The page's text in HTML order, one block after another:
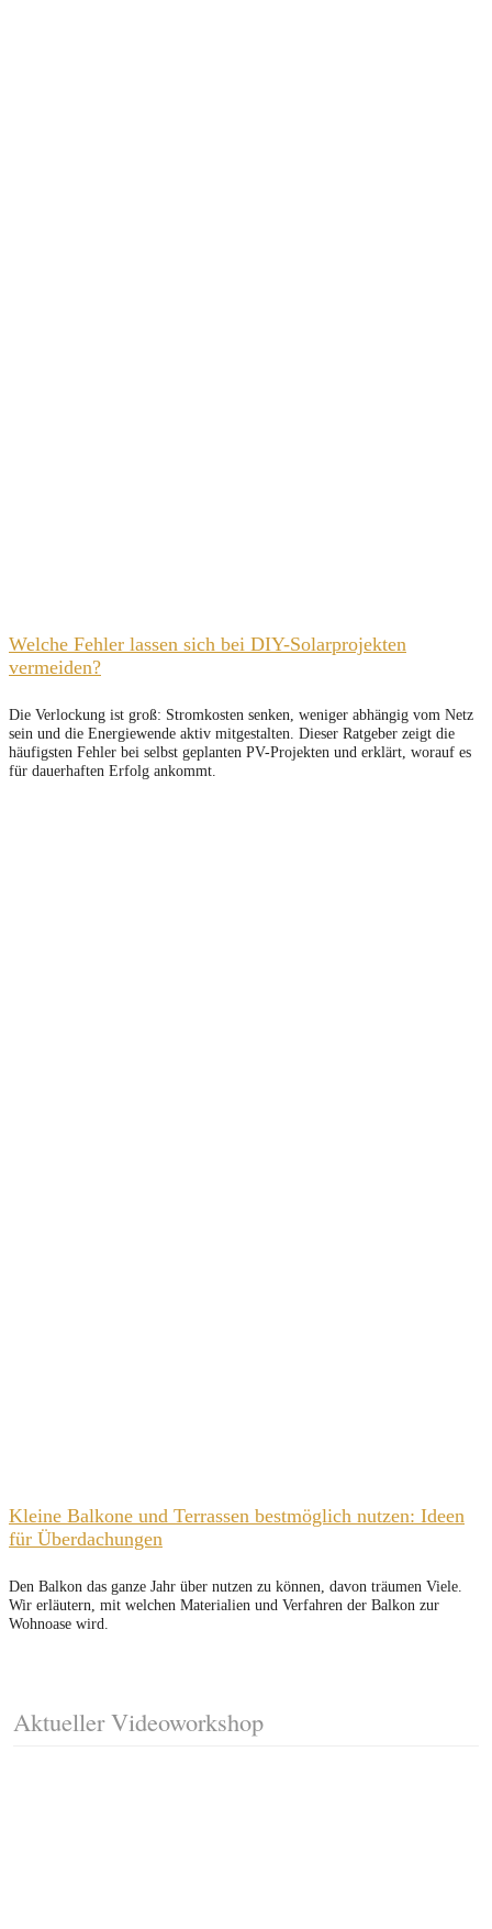
Welche Fehler lassen sich bei DIY-Solarprojekten
vermeiden?
Die Verlockung ist groß: Stromkosten senken, weniger abhängig vom Netz
sein und die Energiewende aktiv mitgestalten. Dieser Ratgeber zeigt die
häufigsten Fehler bei selbst geplanten PV-Projekten und erklärt, worauf es
für dauerhaften Erfolg ankommt.
Kleine Balkone und Terrassen bestmöglich nutzen: Ideen
für Überdachungen
Den Balkon das ganze Jahr über nutzen zu können, davon träumen Viele.
Wir erläutern, mit welchen Materialien und Verfahren der Balkon zur
Wohnoase wird.
Aktueller Videoworkshop